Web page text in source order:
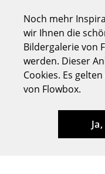
Freischwinger
Barhocker
Hocker
Noch mehr
wir Ihnen die
Bildergalerie von
werden. Dieser
Cookies. Es
von Flowbox.